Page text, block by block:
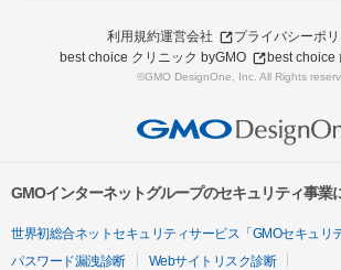
利用規約運営会社
プライバシーポ
best choice クリニック byGMO
best choice
©GMO DesignOne, Inc. All Rights
GMOインターネットグループのセキュリティ事業
世界初総合ネットセキュリティサービス「GMOセキュリ
パスワード漏洩診断
Webサイトリスク診断